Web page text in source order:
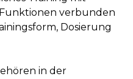
verbunden
Dosierung
in der